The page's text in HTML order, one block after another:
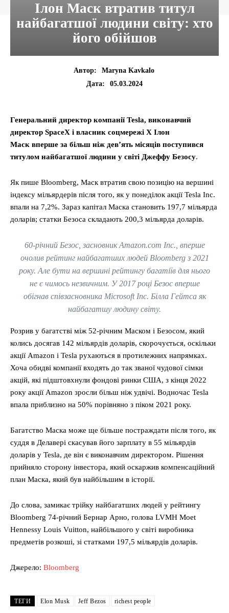
Ілон Маск втратив титул
найбагатшої людини світу: хто
його обійшов
Автор:
Maryna Kavkalo
Дата:
05.03.2024
Генеральний директор компанії Tesla, виконавчий
директор SpaceX і власник соцмережі X Ілон
Маск вперше за більш ніж дев’ять місяців поступився
титулом найбагатшої людини у світі Джеффу Безосу.
Як пише Bloomberg, Маск втратив свою позицію на вершині
індексу мільярдерів після того, як у понеділок акції Tesla Inc.
впали на 7,2%. Зараз капітал Маска становить 197,7 мільярда
доларів; статки Безоса складають 200,3 мільярда доларів.
60-річний Безос, засновник Amazon.com Inc., вперше
очолив рейтинг найбагатших людей Bloomberg з 2021
року. Але бути на вершині рейтингу багатіїв для нього
не є чимось незвичним. У 2017 році Безос вперше
обігнав співзасновника Microsoft Inc. Білла Гейтса як
найбагатшу людину світу.
Розрив у багатстві між 52-річним Маском і Безосом, який
колись досягав 142 мільярдів доларів, скорочується, оскільки
акції Amazon і Tesla рухаються в протилежних напрямках.
Хоча обидві компанії входять до так званої чудової сімки
акцій, які підштовхнули фондові ринки США, з кінця 2022
року акції Amazon зросли більш ніж удвічі. Водночас Tesla
впала приблизно на 50% порівняно з піком 2021 року.
Багатство Маска може ще більше постраждати після того, як
суддя в Делавері скасував його зарплату в 55 мільярдів
доларів у Tesla, де він є виконавчим директором. Рішення
прийняло сторону інвестора, який оскаржив компенсаційний
план Маска, який був найбільшим в історії.
До слова, замикає трійку найбагатших людей у рейтингу
Bloomberg 74-річний Бернар Арно, голова LVMH Moet
Hennessy Louis Vuitton, найбільшого у світі виробника
предметів розкоші, зі статками 197,5 мільярдів доларів.
Джерело: Bloomberg
ТЕГИ Elon Musk Jeff Bezos richest people